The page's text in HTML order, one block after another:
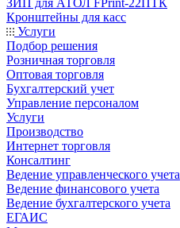
ЗИП для АТОЛ FPrint-22ПТК
Кронштейны для касс
Услуги
Подбор решения
Розничная торговля
Оптовая торговля
Бухгалтерский учет
Управление персоналом
Услуги
Производство
Интернет торговля
Консалтинг
Ведение управленческого учета
Ведение финансового учета
Ведение бухгалтерского учета
ЕГАИС